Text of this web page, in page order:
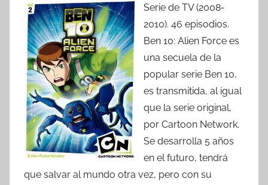
Serie de TV (2008-
2010). 46 episodios.
Ben 10: Alien Force es
una secuela de la
popular serie Ben 10,
es transmitida, al igual
que la serie original,
por Cartoon Network.
Se desarrolla 5 años
en el futuro, tendrá
que salvar al mundo otra vez, pero con su